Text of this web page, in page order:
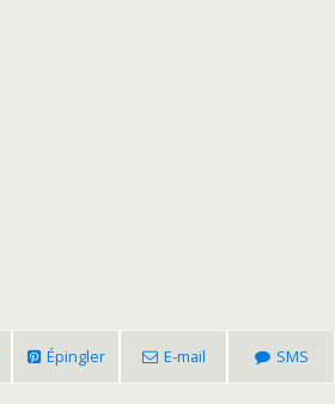
Épingler E-mail SMS